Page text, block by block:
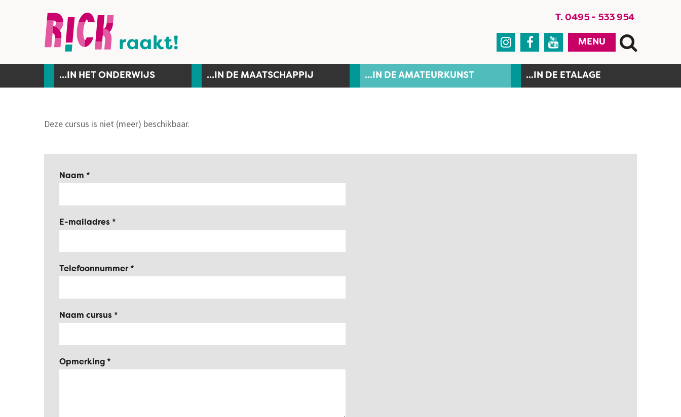
T. 0495 - 533 954
   MENU
...IN HET ONDERWIJS ...IN DE MAATSCHAPPIJ ...IN DE AMATEURKUNST ...IN DE ETALAGE
Deze cursus is niet (meer) beschikbaar.
Naam
E-mailadres
Telefoonnummer
Naam cursus
Opmerking